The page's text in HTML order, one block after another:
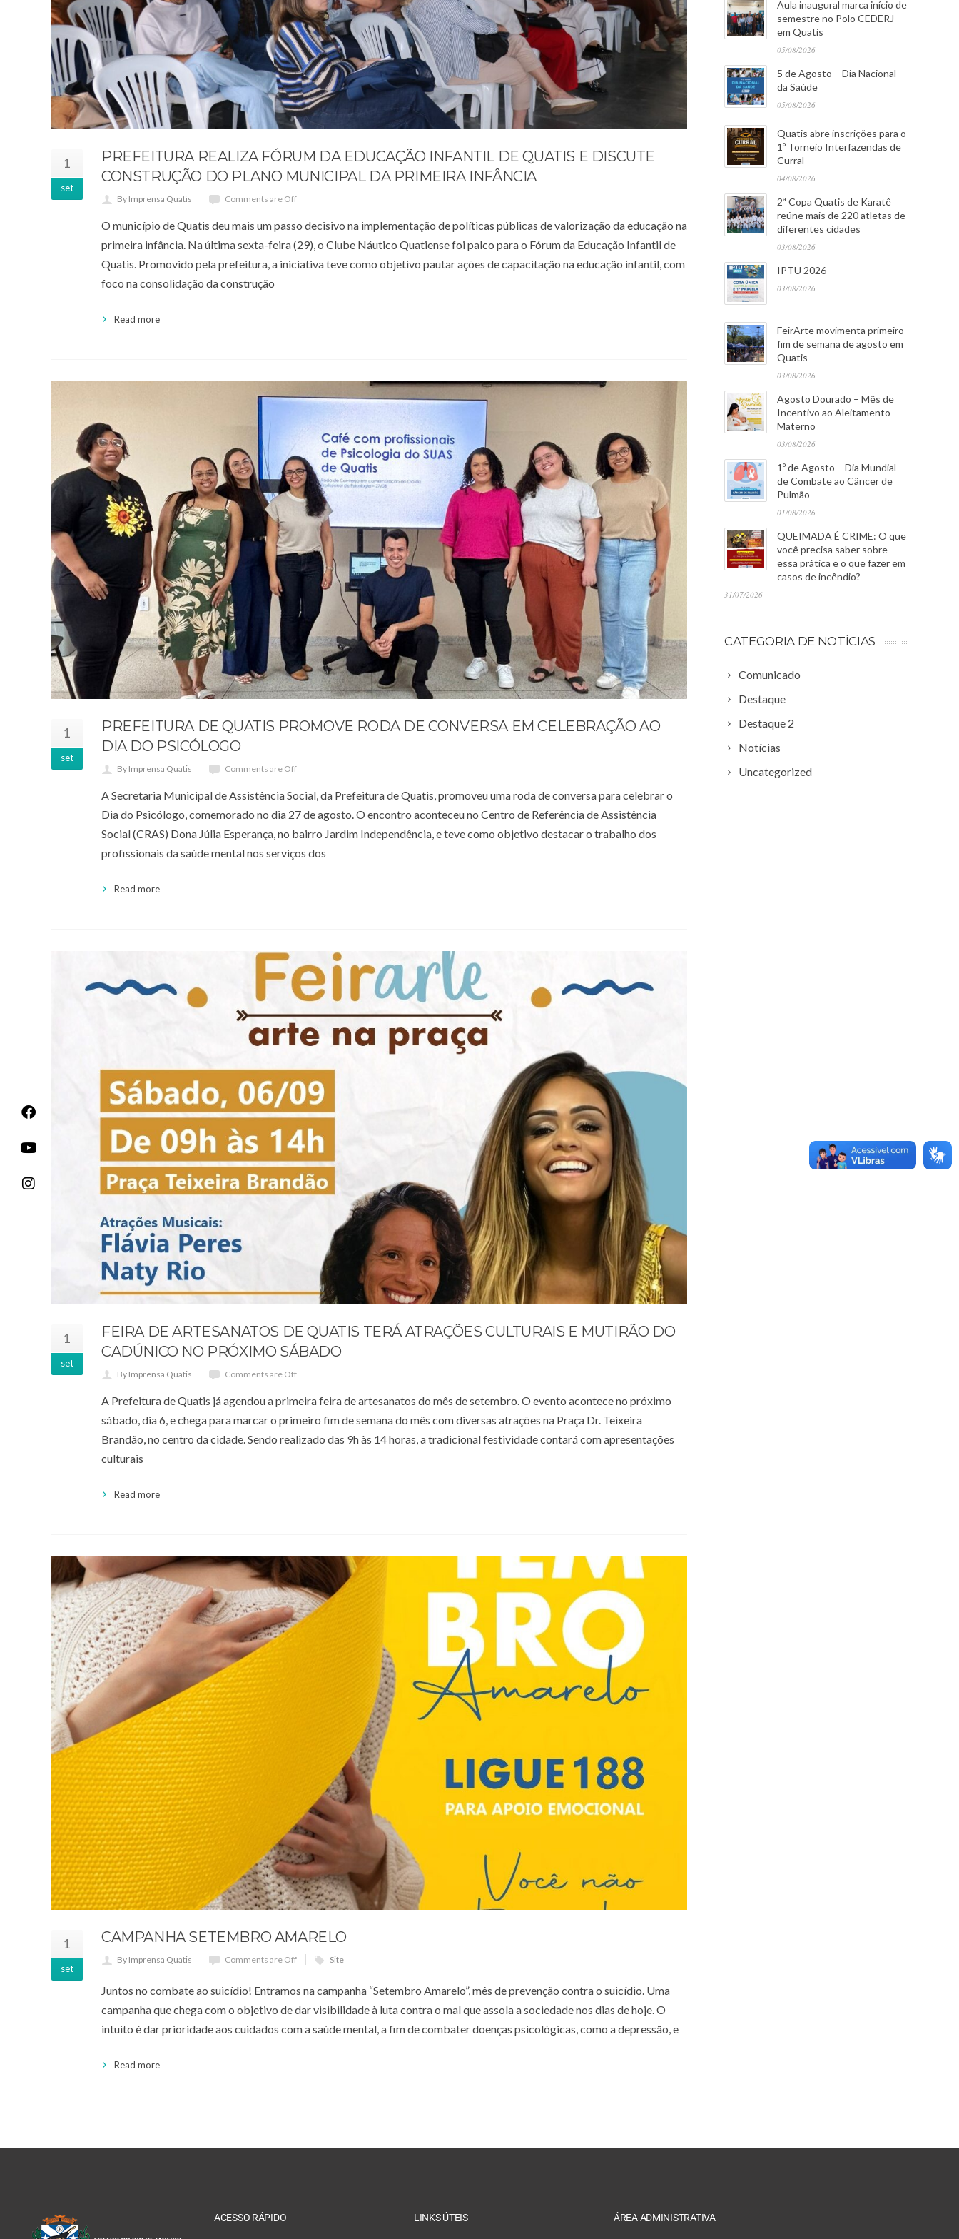
1
set
PREFEITURA REALIZA FÓRUM DA EDUCAÇÃO INFANTIL DE QUATIS E DISCUTE
CONSTRUÇÃO DO PLANO MUNICIPAL DA PRIMEIRA INFÂNCIA
By Imprensa Quatis Comments are Off
O município de Quatis deu mais um passo decisivo na implementação de políticas públicas de valorização da educação na
primeira infância. Na última sexta-feira (29), o Clube Náutico Quatiense foi palco para o Fórum da Educação Infantil de
Quatis. Promovido pela prefeitura, a iniciativa teve como objetivo pautar ações de capacitação na educação infantil, com
foco na consolidação da construção
Read more
1
set
PREFEITURA DE QUATIS PROMOVE RODA DE CONVERSA EM CELEBRAÇÃO AO
DIA DO PSICÓLOGO
By Imprensa Quatis Comments are Off
A Secretaria Municipal de Assistência Social, da Prefeitura de Quatis, promoveu uma roda de conversa para celebrar o
Dia do Psicólogo, comemorado no dia 27 de agosto. O encontro aconteceu no Centro de Referência de Assistência
Social (CRAS) Dona Júlia Esperança, no bairro Jardim Independência, e teve como objetivo destacar o trabalho dos
profissionais da saúde mental nos serviços dos
Read more
1
set
FEIRA DE ARTESANATOS DE QUATIS TERÁ ATRAÇÕES CULTURAIS E MUTIRÃO DO
CADÚNICO NO PRÓXIMO SÁBADO
By Imprensa Quatis Comments are Off
A Prefeitura de Quatis já agendou a primeira feira de artesanatos do mês de setembro. O evento acontece no próximo
sábado, dia 6, e chega para marcar o primeiro fim de semana do mês com diversas atrações na Praça Dr. Teixeira
Brandão, no centro da cidade. Sendo realizado das 9h às 14 horas, a tradicional festividade contará com apresentações
culturais
Read more
1
set
CAMPANHA SETEMBRO AMARELO
By Imprensa Quatis Comments are Off Site
Juntos no combate ao suicídio! Entramos na campanha “Setembro Amarelo”, mês de prevenção contra o suicídio. Uma
campanha que chega com o objetivo de dar visibilidade à luta contra o mal que assola a sociedade nos dias de hoje. O
intuito é dar prioridade aos cuidados com a saúde mental, a fim de combater doenças psicológicas, como a depressão, e
Read more
Aula inaugural marca início de
semestre no Polo CEDERJ
em Quatis
05/08/2026
5 de Agosto – Dia Nacional
da Saúde
05/08/2026
Quatis abre inscrições para o
1º Torneio Interfazendas de
Curral
04/08/2026
2ª Copa Quatis de Karatê
reúne mais de 220 atletas de
diferentes cidades
03/08/2026
IPTU 2026
03/08/2026
FeirArte movimenta primeiro
fim de semana de agosto em
Quatis
03/08/2026
Agosto Dourado – Mês de
Incentivo ao Aleitamento
Materno
03/08/2026
1º de Agosto – Dia Mundial
de Combate ao Câncer de
Pulmão
01/08/2026
QUEIMADA É CRIME: O que
você precisa saber sobre
essa prática e o que fazer em
casos de incêndio?
31/07/2026
CATEGORIA DE NOTÍCIAS
Comunicado
Destaque
Destaque 2
Notícias
Uncategorized
ACESSO RÁPIDO LINKS ÚTEIS ÁREA ADMINISTRATIVA